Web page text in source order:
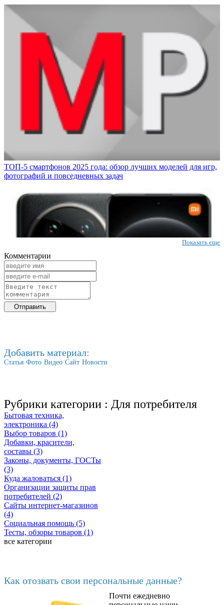
ТОП-5 смартфонов 2025 года: обзор лучших моделей для игр,
фотографий и повседневных задач
Показать еще
Комментарии
Добавить материал:
Статья Фото Видео Сайт Новости
Рубрики категории : Для потребителя
Бытовая техника,
электроника (4)
Выбор товаров (1)
Добавки, красители,
составы (3)
Законы, документы, ГОСТы
(3)
Куда жаловаться (1)
Организации защиты прав
потребителей (2)
Сайты интернет-магазинов
(4)
Социальная помощь (5)
Тесты, обзоры товаров (1)
все категории
Как отозвать свои персональные данные?
Почти ежедневно